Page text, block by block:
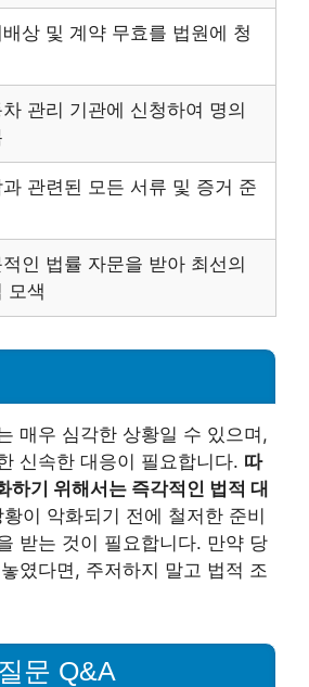
상 및 계약 무효를 법원에 청
관리 기관에 신청하여 명의
과 관련된 모든 서류 및 증거 준
인 법률 자문을 받아 최선의
모색
매우 심각한 상황일 수 있으며,
신속한 대응이 필요합니다. 따
하기 위해서는 즉각적인 법적 대
황이 악화되기 전에 철저한 준비
받는 것이 필요합니다. 만약 당
였다면, 주저하지 말고 법적 조
문 Q&A